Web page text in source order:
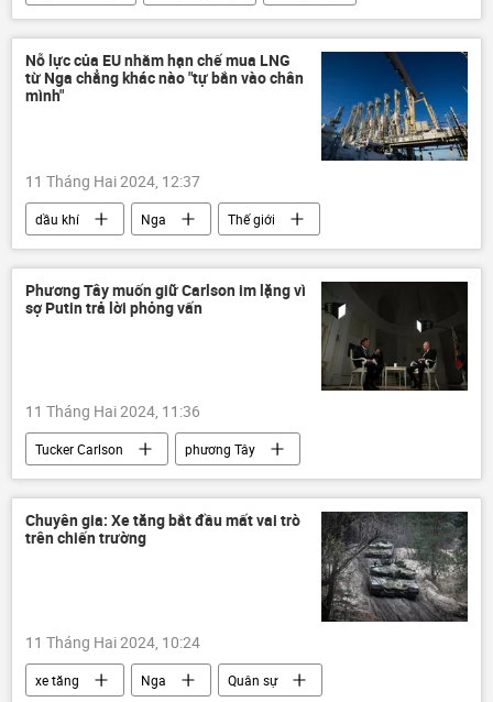
Bộ Công an Việt Nam
thông tin
Nỗ lực của EU nhằm hạn chế mua LNG
từ Nga chẳng khác nào "tự bắn vào chân
mình"
11 Tháng Hai 2024, 12:37
dầu khí Nga
Thế giới
Kinh tế
Liên minh châu Âu
năng lượng
Quan điểm-Ý kiến
chuyên gia
khí đốt
Phương Tây muốn giữ Carlson im lặng vì
sợ Putin trả lời phỏng vấn
11 Tháng Hai 2024, 11:36
Tucker Carlson
phương Tây
Vladimir Putin
Nga
Hoa Kỳ
Thế giới
phỏng vấn
Chính trị
quan hệ
Chuyên gia: Xe tăng bắt đầu mất vai trò
trên chiến trường
11 Tháng Hai 2024, 10:24
xe tăng Nga
Quân sự